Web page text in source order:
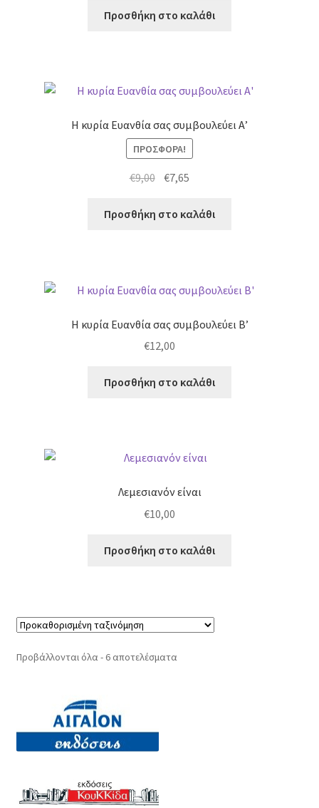
Προσθήκη στο καλάθι
Η κυρία Ευανθία σας συμβουλεύει Α’
ΠΡΟΣΦΟΡΆ!
€9,00 Original
was:
€7,65
τιμή
Προσθήκη στο καλάθι
Η κυρία Ευανθία σας συμβουλεύει Β’
€12,00
Προσθήκη στο καλάθι
Λεμεσιανόν είναι
€10,00
Προσθήκη στο καλάθι
Προβάλλονται όλα - 6 αποτελέσματα